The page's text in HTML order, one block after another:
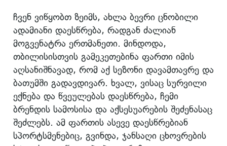
ჩვენ ვიწყობთ ზეიმს, ახლა ბევრი ცნობილი
ადამიანი დაესწრება, რადგან ძალიან
მოგვენატრა ერთმანეთი. მინდოდა,
თბილისისთვის გამეკეთებინა ფართი იმის
აღსანიშნავად, რომ აქ სეზონი დავამთავრე და
ბათუმში გადავდივარ. ხვალ, ვისაც სურვილი
ექნება და წვეულებას დაესწრება, ჩემი
ბრენდის სამოსისა და აქსესუარების შეძენასაც
შეძლებს. ამ ფართის ასევე დაესწრებიან
სპორტსმენებიც, გვინდა, ჯანსაღი ცხოვრების